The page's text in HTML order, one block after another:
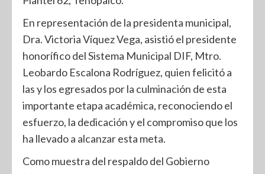
En representación de la presidenta municipal,
Dra. Victoria Víquez Vega, asistió el presidente
honorífico del Sistema Municipal DIF, Mtro.
Leobardo Escalona Rodríguez, quien felicitó a
las y los egresados por la culminación de esta
importante etapa académica, reconociendo el
esfuerzo, la dedicación y el compromiso que los
ha llevado a alcanzar esta meta.
Como muestra del respaldo del Gobierno